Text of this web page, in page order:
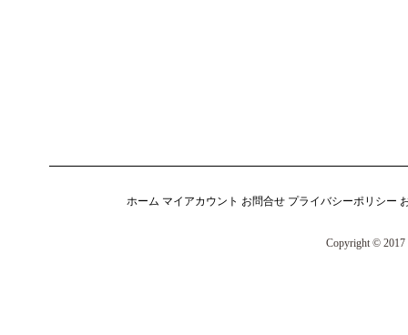
ホーム マイアカウント お問合せ プライバシーポリシー
Copyright © 2017